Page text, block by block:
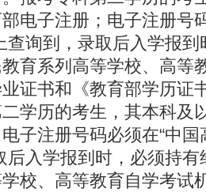
电子注册；电子注册号
查询到，录取后入学报
育系列高等学校、高等
证书和《教育部学历证
学历的考生，其本科及
子注册号码必须在“中
后入学报到时，必须持
校、高等教育自学考试